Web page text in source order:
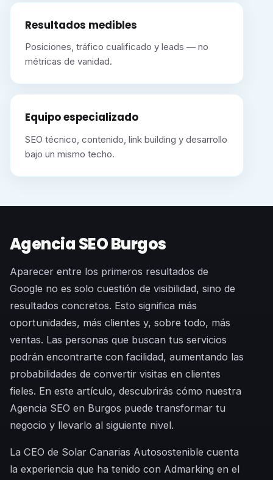
Resultados medibles
Posiciones, tráfico cualificado y leads — no
métricas de vanidad.
Equipo especializado
SEO técnico, contenido, link building y desarrollo
bajo un mismo techo.
Agencia SEO Burgos
Aparecer entre los primeros resultados de
Google no es solo cuestión de visibilidad, sino de
resultados concretos. Esto significa más
oportunidades, más clientes y, sobre todo, más
ventas. Las personas que buscan tus servicios
podrán encontrarte con facilidad, aumentando las
probabilidades de convertir visitas en clientes
fieles. En este artículo, descubrirás cómo nuestra
Agencia SEO en Burgos puede transformar tu
negocio y llevarlo al siguiente nivel.
La CEO de Solar Canarias Autosostenible cuenta
la experiencia que ha tenido con Admarking en el